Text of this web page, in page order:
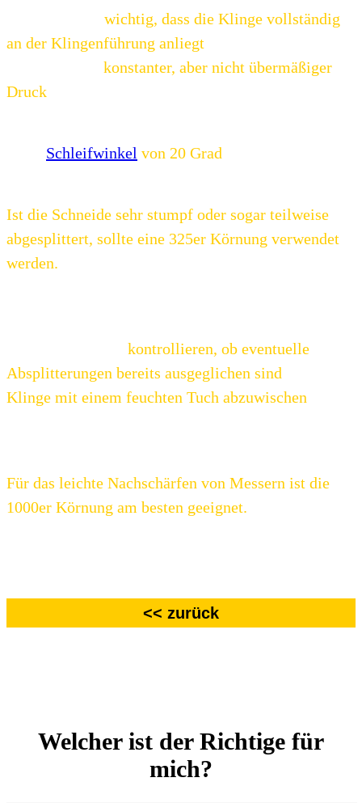
wichtig, dass die Klinge vollständig
an der Klingenführung anliegt
konstanter, aber nicht übermäßiger
Druck
Schleifwinkel von 20 Grad
Ist die Schneide sehr stumpf oder sogar teilweise
abgesplittert, sollte eine 325er Körnung verwendet
werden.
kontrollieren, ob eventuelle
Absplitterungen bereits ausgeglichen sind
Klinge mit einem feuchten Tuch abzuwischen
Für das leichte Nachschärfen von Messern ist die
1000er Körnung am besten geeignet.
<< zurück
Welcher ist der Richtige für
mich?